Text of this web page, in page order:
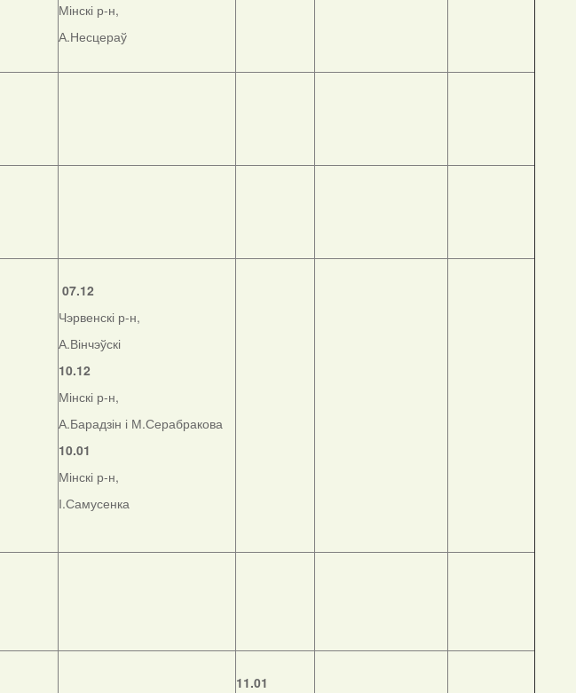
Мінскі р-н,
А.Несцераў
07.12
Чэрвенскі р-н,
А.Вінчэўскі
10.12
Мінскі р-н,
А.Барадзін і М.Серабракова
10.01
Мінскі р-н,
І.Самусенка
11.01